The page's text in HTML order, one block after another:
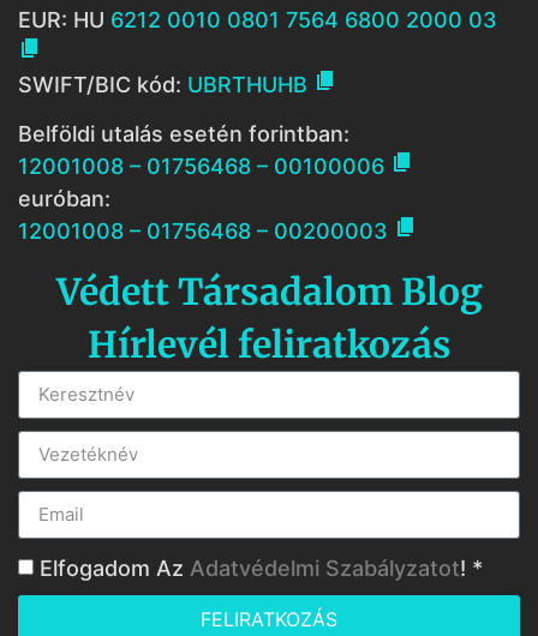
EUR: HU 6212 0010 0801 7564 6800 2000 03

SWIFT/BIC kód: UBRTHUHB 
Belföldi utalás esetén forintban:
12001008 – 01756468 – 00100006 
euróban:
12001008 – 01756468 – 00200003 
Védett Társadalom Blog
Hírlevél feliratkozás
Elfogadom Az Adatvédelmi Szabályzatot! *
FELIRATKOZÁS